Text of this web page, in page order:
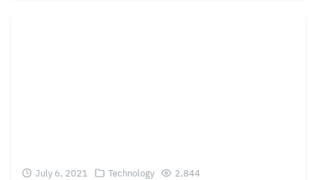
July 6, 2021 Technology 2,844